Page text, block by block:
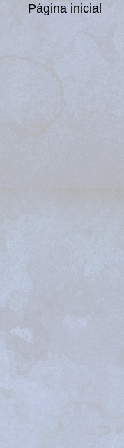
Página inicial